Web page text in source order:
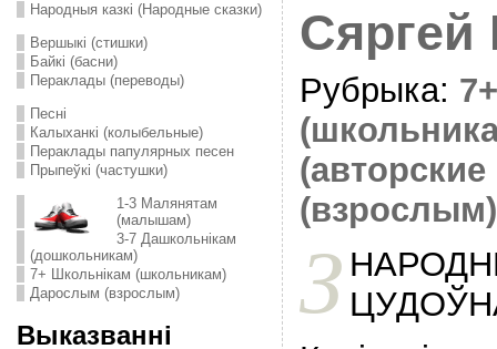
Народныя казкі (Народные сказки)
Вершыкі (стишки)
Байкі (басни)
Пераклады (переводы)
Песні
Калыханкі (колыбельные)
Пераклады папулярных песен
Прыпеўкі (частушки)
1-3 Малянятам
(малышам)
3-7 Дашкольнікам
(дошкольникам)
7+ Школьнікам (школьникам)
Дарослым (взрослым)
Выказванні
Сяргей
Рубрыка:
(авторские
(взрослым)
З